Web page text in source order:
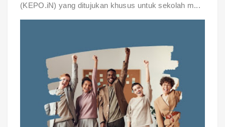
(KEPO.iN) yang ditujukan khusus untuk sekolah m...